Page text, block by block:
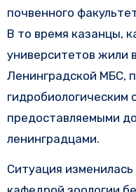
почвенного
В то время казанцы,
университетов жили
Ленинградской МБС,
предоставляемыми
ленинградцами.
Ситуация